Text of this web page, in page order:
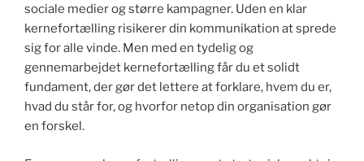
sociale medier og større kampagner. Uden en klar
kernefortælling risikerer din kommunikation at sprede
sig for alle vinde. Men med en tydelig og
gennemarbejdet kernefortælling får du et solidt
fundament, der gør det lettere at forklare, hvem du er,
hvad du står for, og hvorfor netop din organisation gør
en forskel.